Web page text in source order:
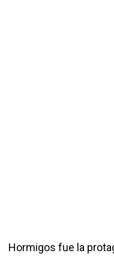
Hormigos fue la